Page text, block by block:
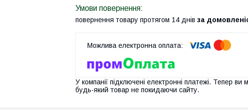
повернення товару протягом 14 днів за
У компанії підключені електронні платежі. Тепер ви
будь-який товар не покидаючи сайту.